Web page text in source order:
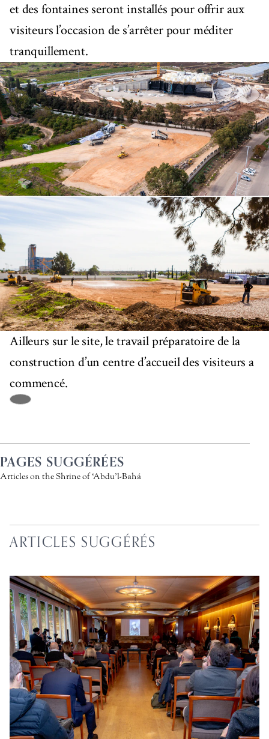
et des fontaines seront installés pour offrir aux
visiteurs l’occasion de s’arrêter pour méditer
tranquillement.
Ailleurs sur le site, le travail préparatoire de la
construction d’un centre d’accueil des visiteurs a
commencé.
PAGES SUGGÉRÉES
Articles on the Shrine of ‘Abdu’l-Bahá
ARTICLES SUGGÉRÉS